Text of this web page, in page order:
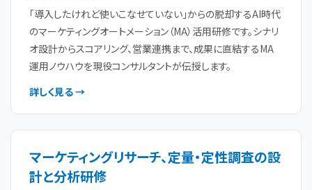
「導入したけれど使いこなせていない」からの脱却するAI時代
のマーケティングオートメーション（MA）活用研修です。シナリ
オ設計からスコアリング、営業連携まで、成果に直結するMA
運用ノウハウを現役コンサルタントが伝授します。
詳しく見る →
マーケティングリサーチ、定量・定性調査の設
計と分析研修